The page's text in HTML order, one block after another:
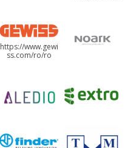
https://www.gewi
ss.com/ro/ro